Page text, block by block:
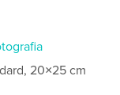
20×25 cm